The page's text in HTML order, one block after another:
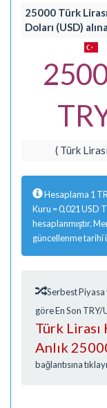
25000 Türk
Doları (USD)
( Türk
Hesaplama 1
Kuru = 0,021 USD
hesaplanmıştır.
güncellenme tarihi
Serbest Piyasa
göre En Son
Türk Lirası
Anlık
bağlantısına